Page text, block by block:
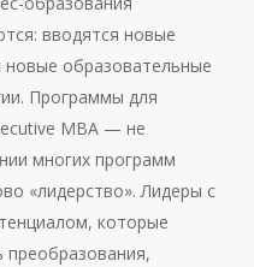
вводятся новые
новые образовательные
Программы для
MBA — не
многих программ
«лидерство». Лидеры с
которые
преобразования,